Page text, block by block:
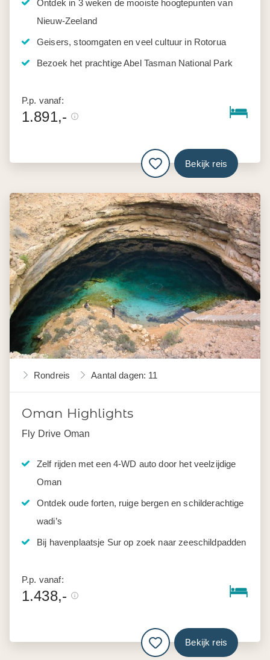
Ontdek in 3 weken de mooiste hoogtepunten van
Nieuw-Zeeland
Geisers, stoomgaten en veel cultuur in Rotorua
Bezoek het prachtige Abel Tasman National Park
P.p. vanaf:
1.891,-
Bekijk reis
Rondreis Aantal dagen: 11
Oman Highlights
Fly Drive Oman
Zelf rijden met een 4-WD auto door het veelzijdige
Oman
Ontdek oude forten, ruige bergen en schilderachtige
wadi’s
Bij havenplaatsje Sur op zoek naar zeeschildpadden
P.p. vanaf:
1.438,-
Bekijk reis